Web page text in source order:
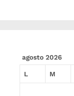
agosto 2026
L M